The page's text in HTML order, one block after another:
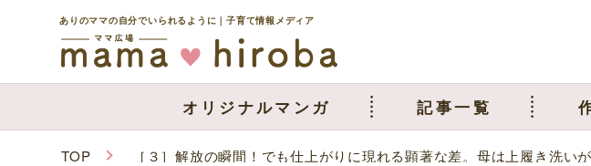
ありのママの自分でいられるように｜子育て情報メディア
オリジナルマンガ 記事一覧
TOP ［３］解放の瞬間！でも仕上がりに現れる顕著な差。母は上履き洗い